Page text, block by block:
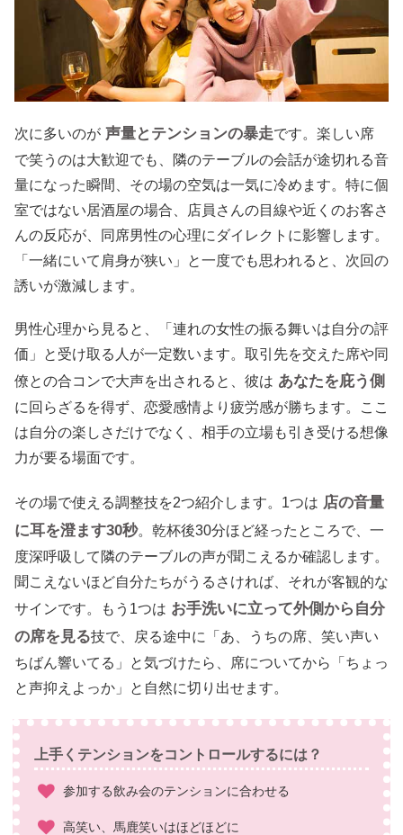
次に多いのが 声量とテンションの暴走です。楽しい席
で笑うのは大歓迎でも、隣のテーブルの会話が途切れる音
量になった瞬間、その場の空気は一気に冷めます。特に個
室ではない居酒屋の場合、店員さんの目線や近くのお客さ
んの反応が、同席男性の心理にダイレクトに影響します。
「一緒にいて肩身が狭い」と一度でも思われると、次回の
誘いが激減します。
男性心理から見ると、「連れの女性の振る舞いは自分の評
価」と受け取る人が一定数います。取引先を交えた席や同
僚との合コンで大声を出されると、彼は あなたを庇う側
に回らざるを得ず、恋愛感情より疲労感が勝ちます。ここ
は自分の楽しさだけでなく、相手の立場も引き受ける想像
力が要る場面です。
その場で使える調整技を2つ紹介します。1つは 店の音量
に耳を澄ます30秒。乾杯後30分ほど経ったところで、一
度深呼吸して隣のテーブルの声が聞こえるか確認します。
聞こえないほど自分たちがうるさければ、それが客観的な
サインです。もう1つは お手洗いに立って外側から自分
の席を見る技で、戻る途中に「あ、うちの席、笑い声い
ちばん響いてる」と気づけたら、席についてから「ちょっ
と声抑えよっか」と自然に切り出せます。
上手くテンションをコントロールするには？
参加する飲み会のテンションに合わせる
高笑い、馬鹿笑いはほどほどに